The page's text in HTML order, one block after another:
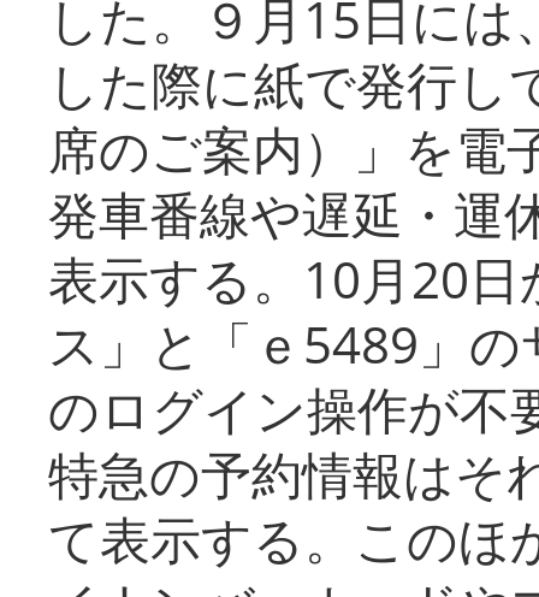
した。９月15日に
した際に紙で発行し
席のご案内）」を電
発車番線や遅延・運
表示する。10月20
ス」と「ｅ5489」
のログイン操作が不
特急の予約情報はそ
て表示する。このほ